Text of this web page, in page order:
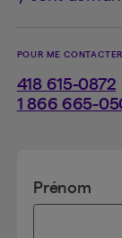
POUR ME
418 615-0872
1 866 665-
Prénom